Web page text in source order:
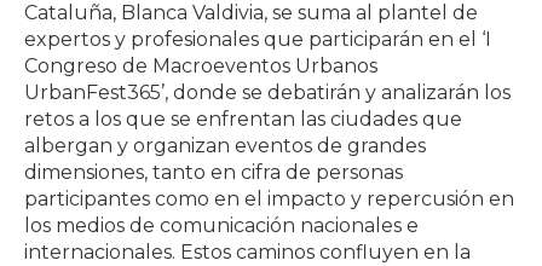
Cataluña, Blanca Valdivia, se suma al plantel de
expertos y profesionales que participarán en el ‘I
Congreso de Macroeventos Urbanos
UrbanFest365’, donde se debatirán y analizarán los
retos a los que se enfrentan las ciudades que
albergan y organizan eventos de grandes
dimensiones, tanto en cifra de personas
participantes como en el impacto y repercusión en
los medios de comunicación nacionales e
internacionales. Estos caminos confluyen en la